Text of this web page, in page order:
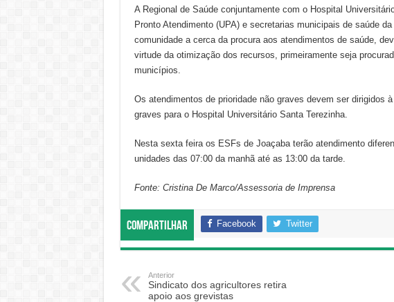
A Regional de Saúde conjuntamente com o Hospital
Pronto Atendimento (UPA) e secretarias municipais de saúde
comunidade a cerca da procura aos atendimentos de saúde,
virtude da otimização dos recursos, primeiramente seja
municípios.
Os atendimentos de prioridade não graves devem ser dirigidos
graves para o Hospital Universitário Santa Terezinha.
Nesta sexta feira os ESFs de Joaçaba terão atendimento
unidades das 07:00 da manhã até as 13:00 da tarde.
Fonte: Cristina De Marco/Assessoria de Imprensa
Compartilhar Facebook Twitter
Anterior
Sindicato dos agricultores retira
apoio aos grevistas